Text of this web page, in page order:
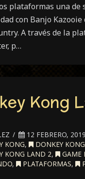
plataformas una de
con Banjo Kazooie
A través de la
p…
Kong
12 FEBRERO, 2019
KONG, DONKEY
KONG LAND 2, GAME
, PLATAFORMAS,